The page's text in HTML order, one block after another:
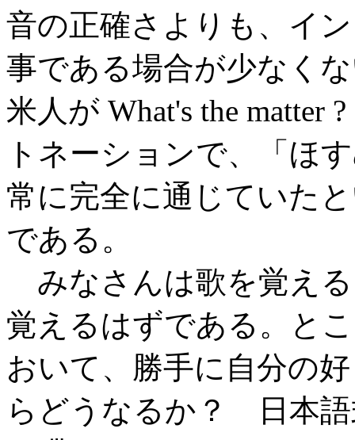
音の正確さよりも、イ
事である場合が少なく
米人が What's the matter
トネーションで、「ほ
常に完全に通じていた
である。
みなさんは歌を覚え
覚えるはずである。と
おいて、勝手に自分の
らどうなるか？ 日本